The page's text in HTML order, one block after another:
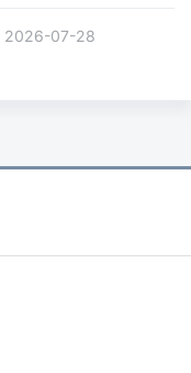
2026-07-28